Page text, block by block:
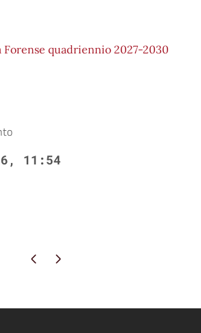
Forense quadriennio 2027-2030
11:54
Pagina precedente
Pagina successiva